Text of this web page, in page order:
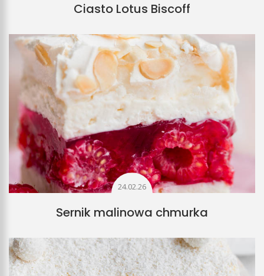
Ciasto Lotus Biscoff
24.02.26
Sernik malinowa chmurka